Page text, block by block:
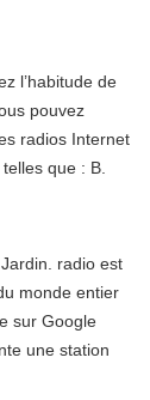
l’habitude de
pouvez
radios Internet
que : B.
radio est
monde entier
sur Google
une station